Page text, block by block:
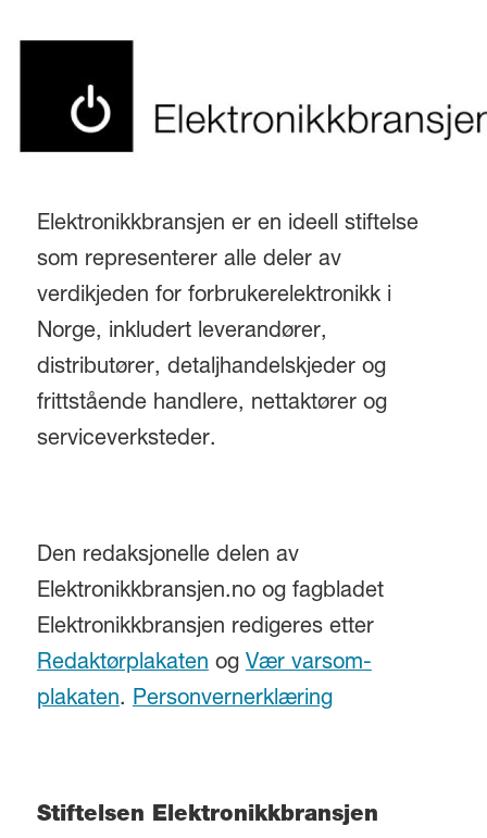
Elektronikkbransjen er en ideell stiftelse
som representerer alle deler av
verdikjeden for forbrukerelektronikk i
Norge, inkludert leverandører,
distributører, detaljhandelskjeder og
frittstående handlere, nettaktører og
serviceverksteder.
Den redaksjonelle delen av
Elektronikkbransjen.no og fagbladet
Elektronikkbransjen redigeres etter
Redaktørplakaten og Vær varsom-
plakaten. Personvernerklæring
Stiftelsen Elektronikkbransjen